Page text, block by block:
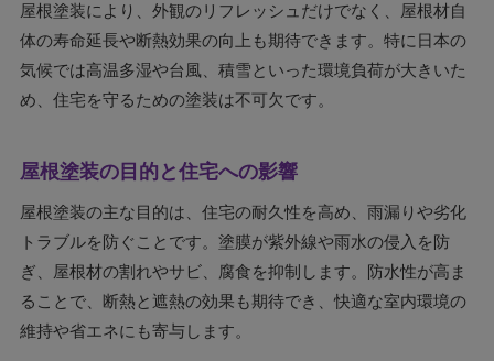
屋根塗装により、外観のリフレッシュだけでなく、屋根材自
体の寿命延長や断熱効果の向上も期待できます。特に日本の
気候では高温多湿や台風、積雪といった環境負荷が大きいた
め、住宅を守るための塗装は不可欠です。
屋根塗装の目的と住宅への影響
屋根塗装の主な目的は、住宅の耐久性を高め、雨漏りや劣化
トラブルを防ぐことです。塗膜が紫外線や雨水の侵入を防
ぎ、屋根材の割れやサビ、腐食を抑制します。防水性が高ま
ることで、断熱と遮熱の効果も期待でき、快適な室内環境の
維持や省エネにも寄与します。